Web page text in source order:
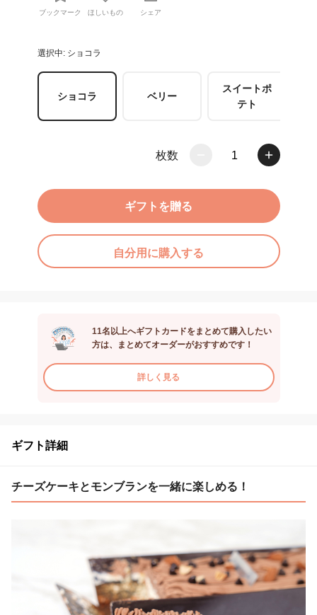
ブックマーク ほしいもの シェア
選択中: ショコラ
ショコラ ベリー
スイートポ
テト
枚数 1
ギフトを贈る
自分用に購入する
11名以上へギフトカードをまとめて購入したい
方は、まとめてオーダーがおすすめです！
詳しく見る
ギフト詳細
チーズケーキとモンブランを一緒に楽しめる！